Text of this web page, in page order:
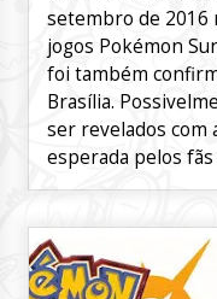
setembro de 2016
jogos Pokémon
foi também
Brasília.
ser revelados com
esperada pelos